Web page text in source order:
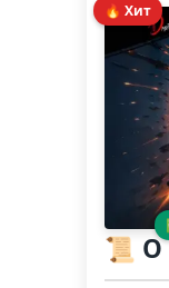
🔥 Хит
📜 О